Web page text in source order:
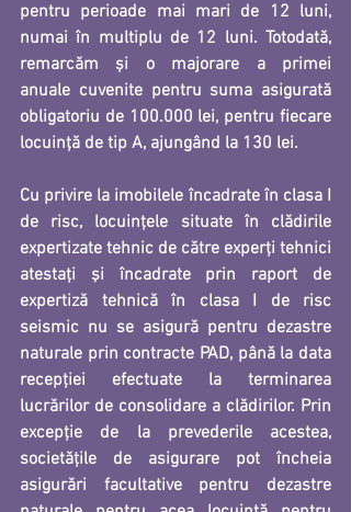
pentru perioade mai mari de 12 luni,
numai în multiplu de 12 luni. Totodată,
remarcăm și o majorare a primei
anuale cuvenite pentru suma asigurată
obligatoriu de 100.000 lei, pentru fiecare
locuinţă de tip A, ajungând la 130 lei.
Cu privire la imobilele încadrate în clasa I
de risc, locuinţele situate în clădirile
expertizate tehnic de către experţi tehnici
atestaţi şi încadrate prin raport de
expertiză tehnică în clasa I de risc
seismic nu se asigură pentru dezastre
naturale prin contracte PAD, până la data
recepţiei efectuate la terminarea
lucrărilor de consolidare a clădirilor. Prin
excepţie de la prevederile acestea,
societăţile de asigurare pot încheia
asigurări facultative pentru dezastre